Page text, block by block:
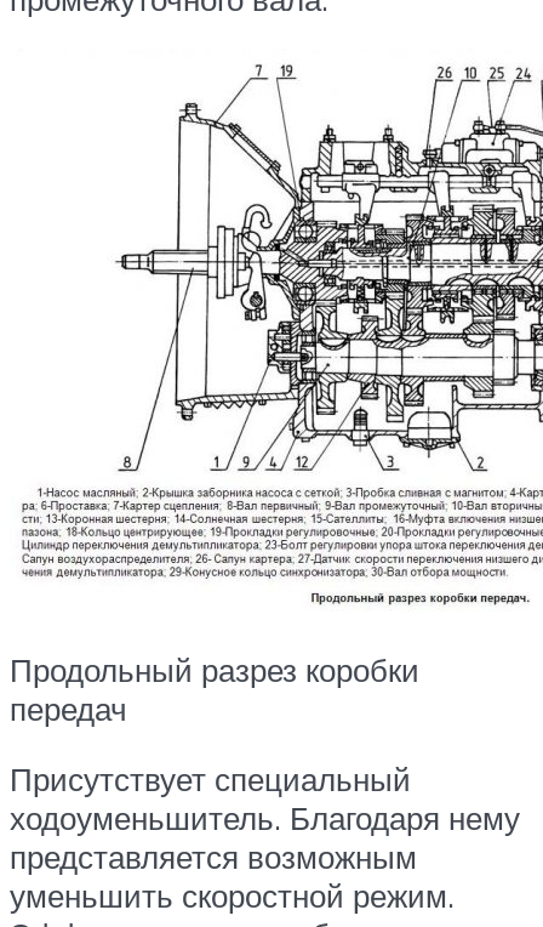
Продольный разрез коробки
передач
Присутствует специальный
ходоуменьшитель. Благодаря нему
представляется возможным
уменьшить скоростной режим.